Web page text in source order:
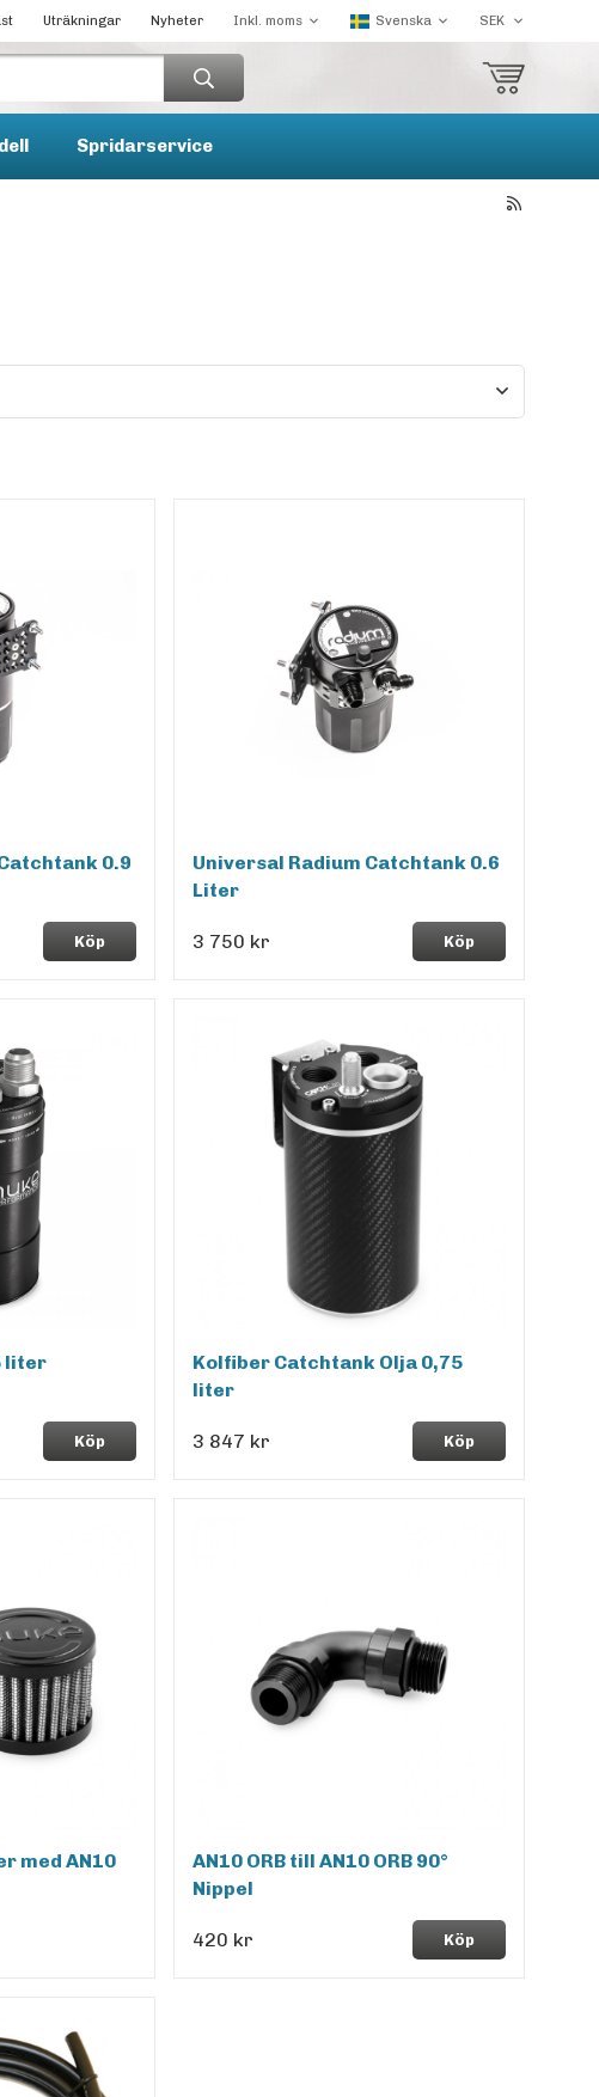
Uträkningar Nyheter
Spridarservice
0.9
Köp
Universal Radium Catchtank 0.6
Liter
3 750 kr Köp
liter
Köp
Kolfiber Catchtank Olja 0,75
liter
3 847 kr Köp
med AN10
AN10 ORB till AN10 ORB 90°
Nippel
420 kr Köp